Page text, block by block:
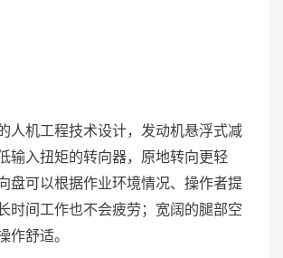
人机工程技术设计，发动机悬浮式减
输入扭矩的转向器，原地转向更轻
盘可以根据作业环境情况、操作者提
时间工作也不会疲劳；宽阔的腿部空
作舒适。